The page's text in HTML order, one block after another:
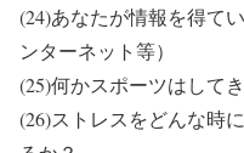
(24)あなたが情報を得て
ンターネット等）
(25)何かスポーツはして
(26)ストレスをどんな時